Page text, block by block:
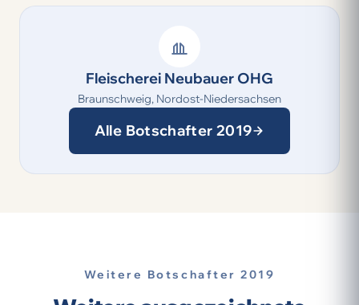
Fleischerei Neubauer OHG
Braunschweig, Nordost-Niedersachsen
Alle Botschafter 2019
Weitere Botschafter 2019